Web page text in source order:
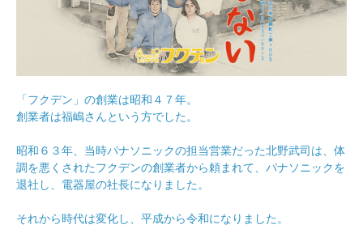
「フクデン」の創業は昭和４７年。
創業者は福嶋さんという方でした。
昭和６３年、当時パナソニックの担当営業だった北野武司は、体
調を悪くされたフクデンの創業者から頼まれて、パナソニックを
退社し、電器屋の社長になりました。
それから時代は変化し、平成から令和になりました。